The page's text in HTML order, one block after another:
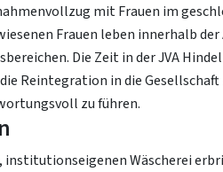
mit Frauen im
Frauen leben innerhalb
Die Zeit in der JVA
Reintegration in die
zu führen.
institutionseigenen Wäscherei